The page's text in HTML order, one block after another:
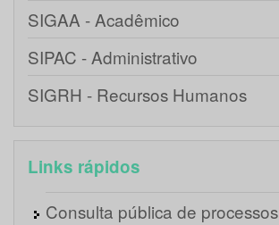
SIGAA - Acadêmico
SIPAC - Administrativo
SIGRH - Recursos Humanos
Links rápidos
Consulta pública de processos